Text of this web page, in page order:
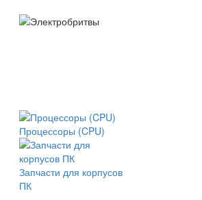
Процессоры (CPU)
Запчасти для корпусов
ПК